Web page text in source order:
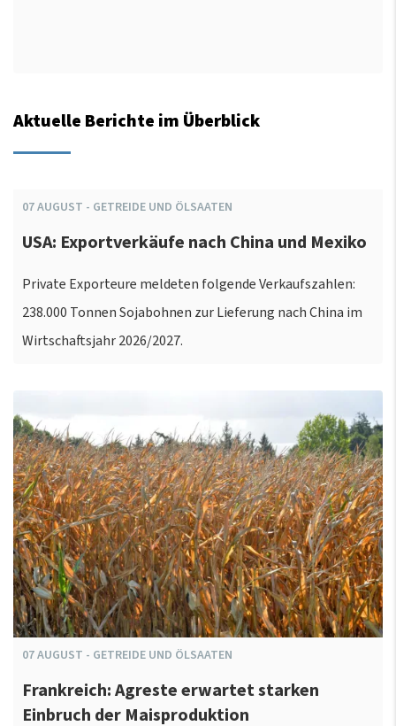
Aktuelle Berichte im Überblick
07AUGUST - GETREIDE UND ÖLSAATEN
USA: Exportverkäufe nach China und Mexiko
Private Exporteure meldeten folgende Verkaufszahlen:
238.000 Tonnen Sojabohnen zur Lieferung nach China im
Wirtschaftsjahr 2026/2027.
07AUGUST - GETREIDE UND ÖLSAATEN
Frankreich: Agreste erwartet starken
Einbruch der Maisproduktion